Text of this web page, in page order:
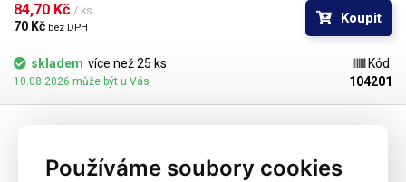
Používáme soubory cookies
vroubkovanou matnou a druhou čirou. Délku folie si můžete ustřihnout
dle potřeby. Materiál je mechanicky odolný, zdravotně nezávadný,
Zavakuované fólie lze zamrazit. Tato fólie je vhodná také pro šetrné
vaření při nízké teplotě Sous-Vide. Do folií lze vakuovat mimo jídlo také
84,70 Kč / ks
70 Kč bez DPH
Koupit
skladem více než 25 ks
10.08.2026 může být u Vás
Kód:
104201